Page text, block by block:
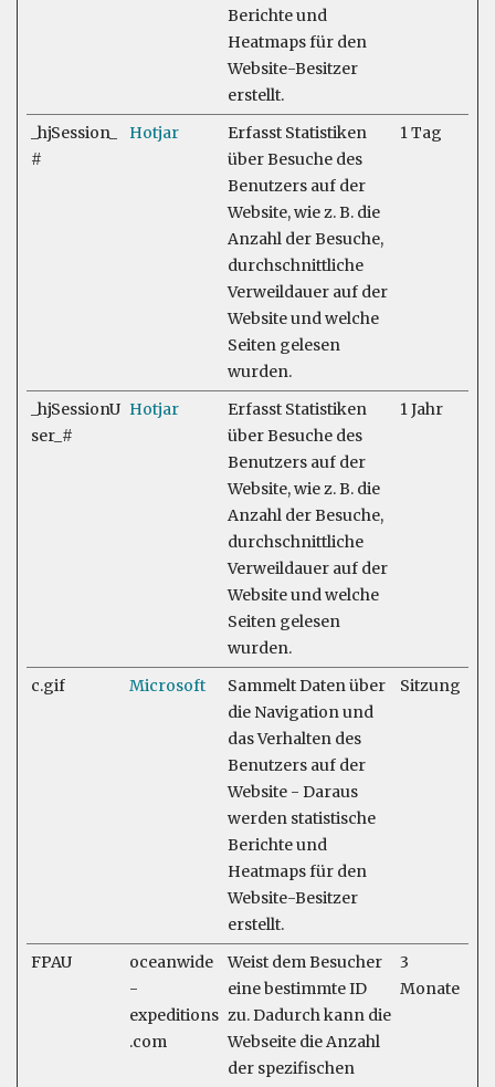
Berichte und
Heatmaps für den
Website-Besitzer
erstellt.
_hjSession_
#
Hotjar
Erfasst Statistiken
über Besuche des
Benutzers auf der
Website, wie z. B. die
Anzahl der Besuche,
durchschnittliche
Verweildauer auf der
Website und welche
Seiten gelesen
wurden.
1 Tag
_hjSessionU
ser_#
Hotjar
Erfasst Statistiken
über Besuche des
Benutzers auf der
Website, wie z. B. die
Anzahl der Besuche,
durchschnittliche
Verweildauer auf der
Website und welche
Seiten gelesen
wurden.
1 Jahr
c.gif Microsoft
Sammelt Daten über
die Navigation und
das Verhalten des
Benutzers auf der
Website - Daraus
werden statistische
Berichte und
Heatmaps für den
Website-Besitzer
erstellt.
Sitzung
FPAU
oceanwide
-
expeditions
.com
Weist dem Besucher
eine bestimmte ID
zu. Dadurch kann die
Webseite die Anzahl
der spezifischen
3
Monate